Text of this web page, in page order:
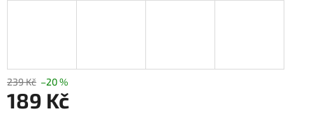
239 Kč –20 %
189 Kč